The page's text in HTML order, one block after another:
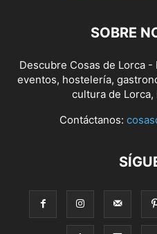
SOBRE
Descubre Cosas de Lorca
eventos, hostelería,
cultura de Lorca,
Contáctanos: